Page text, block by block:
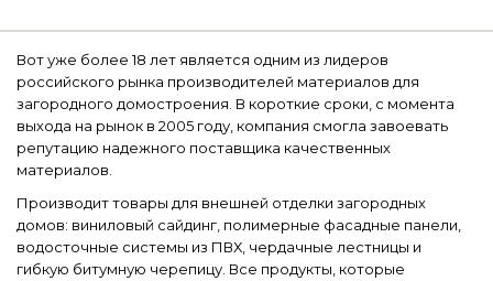
Вот уже более 18 лет является одним из лидеров
российского рынка производителей материалов для
загородного домостроения. В короткие сроки, с момента
выхода на рынок в 2005 году, компания смогла завоевать
репутацию надежного поставщика качественных
материалов.
Производит товары для внешней отделки загородных
домов: виниловый сайдинг, полимерные фасадные панели,
водосточные системы из ПВХ, чердачные лестницы и
гибкую битумную черепицу. Все продукты, которые